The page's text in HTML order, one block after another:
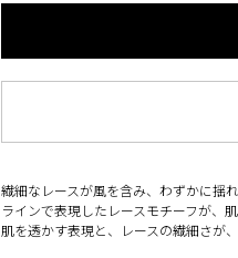
繊細なレースが風を含み、わずかに揺
ラインで表現したレースモチーフが、
肌を透かす表現と、レースの繊細さが